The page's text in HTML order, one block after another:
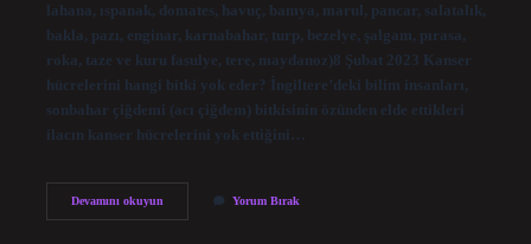
lahana, ıspanak, domates, havuç, bamya, marul, pancar, salatalık,
bakla, pazı, enginar, karnabahar, turp, bezelye, şalgam, pırasa,
roka, taze ve kuru fasulye, tere, maydanoz)8 Şubat 2023 Kanser
hücrelerini hangi bitki yok eder? İngiltere’deki bilim insanları,
sonbahar çiğdemi (acı çiğdem) bitkisinin özünden elde ettikleri
ilacın kanser hücrelerini yok ettiğini…
Devamını okuyunKanser
Yorum Bırak